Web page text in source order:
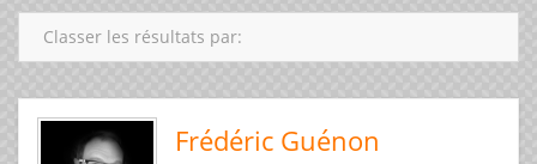
Classer les résultats par:
Frédéric Guénon